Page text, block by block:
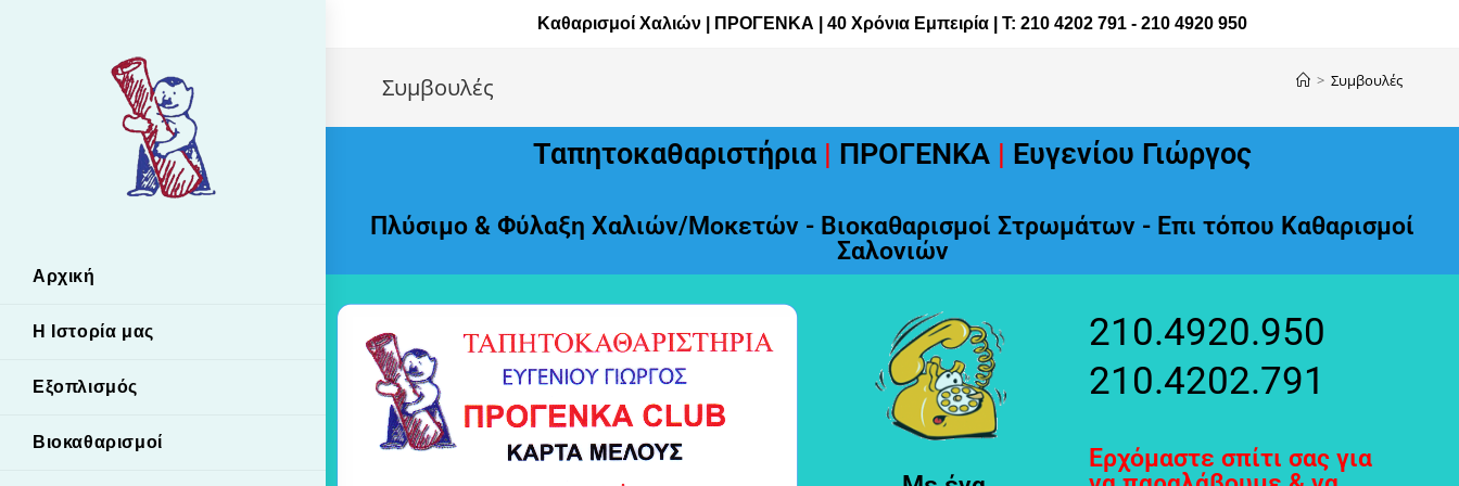
Καθαρισμοί Χαλιών | ΠΡΟΓΕΝΚΑ | 40 Χρόνια Εμπειρία | Τ: 210 4202 791 - 210 4920 950
Αρχική
Η Ιστορία μας
Εξοπλισμός
Βιοκαθαρισμοί
Συμβουλές > Συμβουλές
Ταπητοκαθαριστήρια | ΠΡΟΓΕΝΚΑ | Ευγενίου Γιώργος
Πλύσιμο & Φύλαξη Χαλιών/Μοκετών - Βιοκαθαρισμοί Στρωμάτων - Επι τόπου Καθαρισμοί
Σαλονιών
210.4920.950
210.4202.791
Ερχόμαστε σπίτι σας για